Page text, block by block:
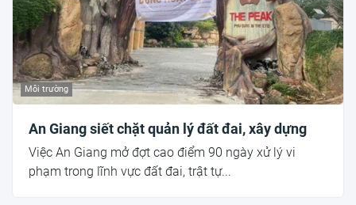
Môi trường
An Giang siết chặt quản lý đất đai, xây dựng
Việc An Giang mở đợt cao điểm 90 ngày xử lý vi
phạm trong lĩnh vực đất đai, trật tự...